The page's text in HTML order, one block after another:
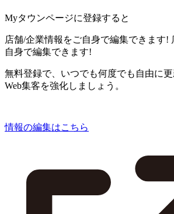
Myタウンページに登録すると
店舗/企業情報をご自身で編集できます!
自身で編集できます!
無料登録で、いつでも何度でも自由に更
Web集客を強化しましょう。
情報の編集はこちら